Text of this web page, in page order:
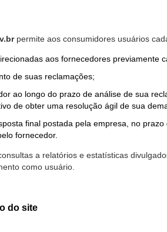
permite aos consumidores usuários
aos fornecedores previamente
de suas reclamações;
ao longo do prazo de análise de sua
de obter uma resolução ágil de sua
final postada pela empresa, no
fornecedor.
a relatórios e estatísticas
como usuário.
do site